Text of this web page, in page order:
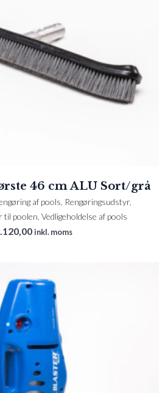
46 cm ALU Sort/grå
af pools Rengøringsudstyr,
til poolen Vedligeholdelse af pools
120,00inkl. moms